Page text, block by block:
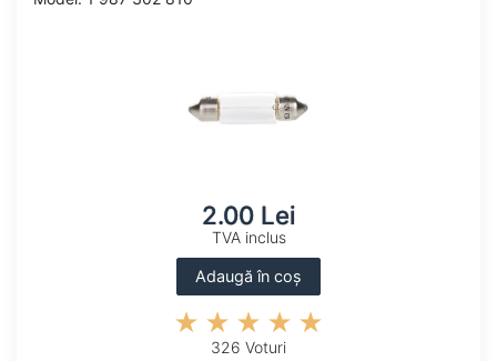
2.00 Lei
TVA inclus
Adaugă în coș
326 Voturi